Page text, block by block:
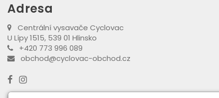
Adresa
Centrální vysavače Cyclovac
U Lípy 1515, 539 01 Hlinsko
+420 773 996 089
obchod@cyclovac-obchod.cz